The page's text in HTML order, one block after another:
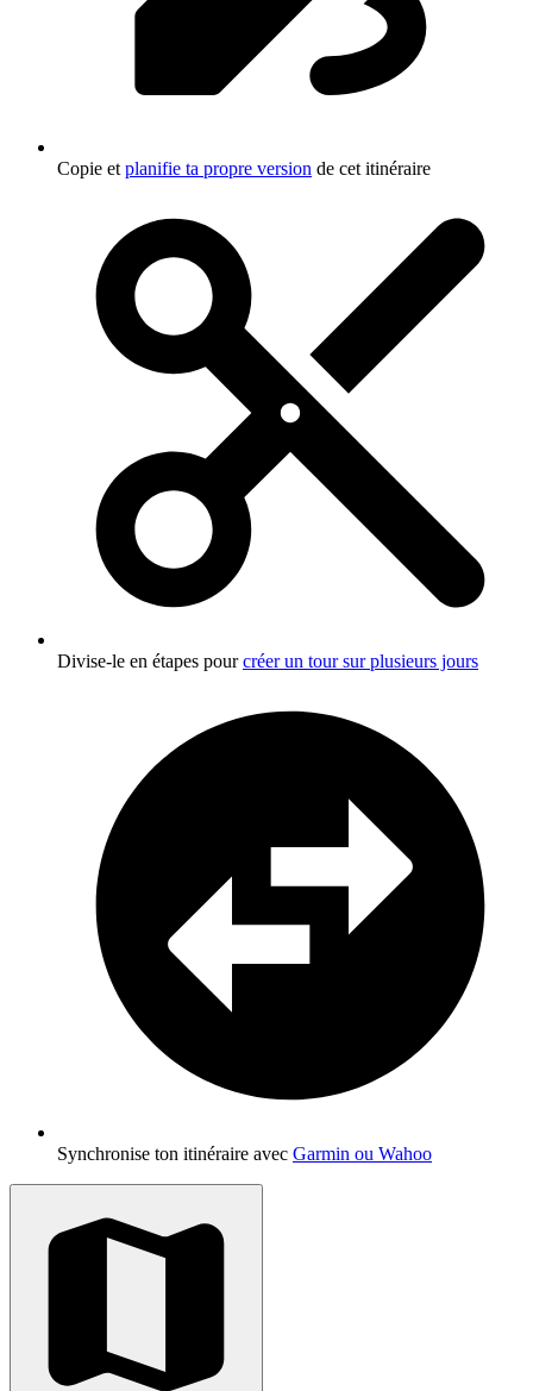
Copie et planifie ta propre version de cet itinéraire
Divise-le en étapes pourcréer un tour sur plusieurs jours
Synchronise ton itinéraire avec Garmin ou Wahoo